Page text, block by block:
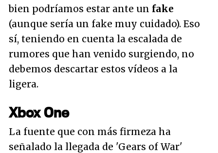
bien podríamos estar ante un fake
(aunque sería un fake muy cuidado). Eso
sí, teniendo en cuenta la escalada de
rumores que han venido surgiendo, no
debemos descartar estos vídeos a la
ligera.
Xbox One
La fuente que con más firmeza ha
señalado la llegada de 'Gears of War'